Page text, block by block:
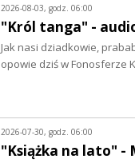
2026-08-03, godz. 06:00
"Król tanga" -
Jak nasi dziadkowie,
opowie dziś w Fonosferze
2026-07-30, godz. 06:00
"Książka na lato" -